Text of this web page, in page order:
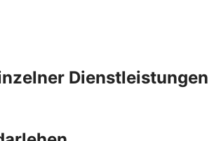
Dienstleistungen